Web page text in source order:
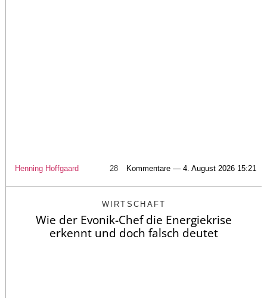
Henning Hoffgaard 28 Kommentare — 4. August 2026 15:21
WIRTSCHAFT
Wie der Evonik-Chef die Energiekrise
erkennt und doch falsch deutet